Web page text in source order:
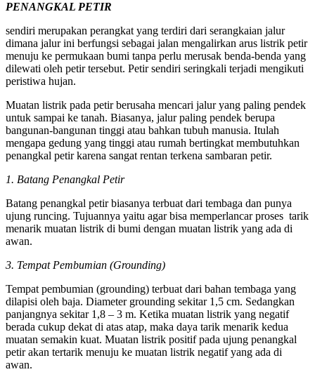
PENANGKAL PETIR
sendiri merupakan perangkat yang terdiri dari serangkaian jalur
dimana jalur ini berfungsi sebagai jalan mengalirkan arus listrik petir
menuju ke permukaan bumi tanpa perlu merusak benda-benda yang
dilewati oleh petir tersebut. Petir sendiri seringkali terjadi mengikuti
peristiwa hujan.
Muatan listrik pada petir berusaha mencari jalur yang paling pendek
untuk sampai ke tanah. Biasanya, jalur paling pendek berupa
bangunan-bangunan tinggi atau bahkan tubuh manusia. Itulah
mengapa gedung yang tinggi atau rumah bertingkat membutuhkan
penangkal petir karena sangat rentan terkena sambaran petir.
1. Batang Penangkal Petir
Batang penangkal petir biasanya terbuat dari tembaga dan punya
ujung runcing. Tujuannya yaitu agar bisa memperlancar proses tarik
menarik muatan listrik di bumi dengan muatan listrik yang ada di
awan.
3. Tempat Pembumian (Grounding)
Tempat pembumian (grounding) terbuat dari bahan tembaga yang
dilapisi oleh baja. Diameter grounding sekitar 1,5 cm. Sedangkan
panjangnya sekitar 1,8 – 3 m. Ketika muatan listrik yang negatif
berada cukup dekat di atas atap, maka daya tarik menarik kedua
muatan semakin kuat. Muatan listrik positif pada ujung penangkal
petir akan tertarik menuju ke muatan listrik negatif yang ada di
awan.